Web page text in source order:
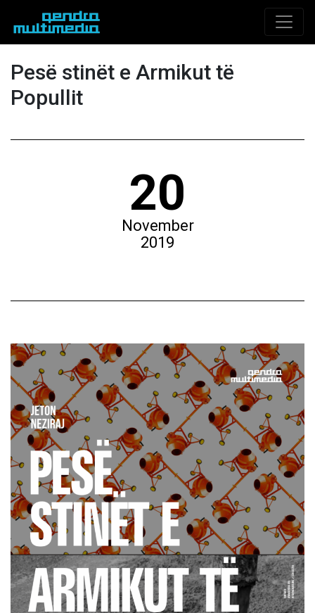
Pesë stinët e Armikut të
Popullit
20
November
2019